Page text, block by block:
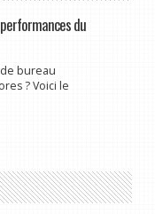
du
bureau
? Voici le